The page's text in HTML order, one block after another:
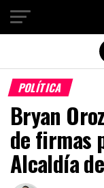
POLÍTICA
Bryan
de firmas
Alcaldía